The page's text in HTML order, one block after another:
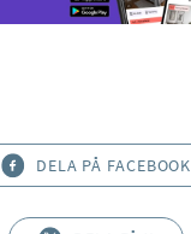
DELA PÅ FACEBOOK